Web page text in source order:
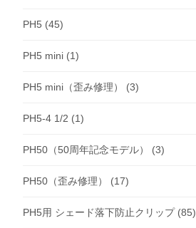
PH5 (45)
PH5 mini (1)
PH5 mini（歪み修理） (3)
PH5-4 1/2 (1)
PH50（50周年記念モデル） (3)
PH50（歪み修理） (17)
PH5用 シェード落下防止クリップ(85)